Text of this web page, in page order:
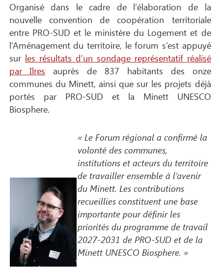
Organisé dans le cadre de l’élaboration de la
nouvelle convention de coopération territoriale
entre PRO-SUD et le ministère du Logement et de
l’Aménagement du territoire, le forum s’est appuyé
sur les résultats d’un sondage représentatif réalisé
par Ilres auprès de 837 habitants des onze
communes du Minett, ainsi que sur les projets déjà
portés par PRO-SUD et la Minett UNESCO
Biosphere.
« Le Forum régional a confirmé la
volonté des communes,
institutions et acteurs du territoire
de travailler ensemble à l’avenir
du Minett. Les contributions
recueillies constituent une base
importante pour définir les
priorités du programme de travail
2027-2031 de PRO-SUD et de la
Minett UNESCO Biosphere. »